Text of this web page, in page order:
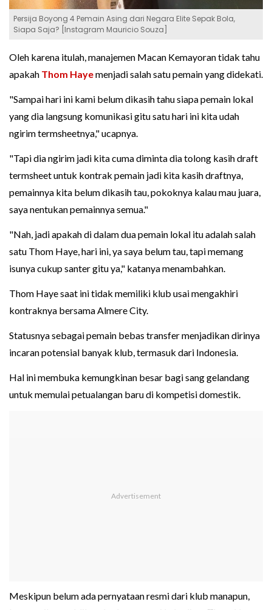
Persija Boyong 4 Pemain Asing dari Negara Elite Sepak Bola,
Siapa Saja? [Instagram Mauricio Souza]
Oleh karena itulah, manajemen Macan Kemayoran tidak tahu
apakah Thom Hayemenjadi salah satu pemain yang didekati.
"Sampai hari ini kami belum dikasih tahu siapa pemain lokal
yang dia langsung komunikasi gitu satu hari ini kita udah
ngirim termsheetnya," ucapnya.
"Tapi dia ngirim jadi kita cuma diminta dia tolong kasih draft
termsheet untuk kontrak pemain jadi kita kasih draftnya,
pemainnya kita belum dikasih tau, pokoknya kalau mau juara,
saya nentukan pemainnya semua."
"Nah, jadi apakah di dalam dua pemain lokal itu adalah salah
satu Thom Haye, hari ini, ya saya belum tau, tapi memang
isunya cukup santer gitu ya," katanya menambahkan.
Thom Haye saat ini tidak memiliki klub usai mengakhiri
kontraknya bersama Almere City.
Statusnya sebagai pemain bebas transfer menjadikan dirinya
incaran potensial banyak klub, termasuk dari Indonesia.
Hal ini membuka kemungkinan besar bagi sang gelandang
untuk memulai petualangan baru di kompetisi domestik.
Meskipun belum ada pernyataan resmi dari klub manapun,